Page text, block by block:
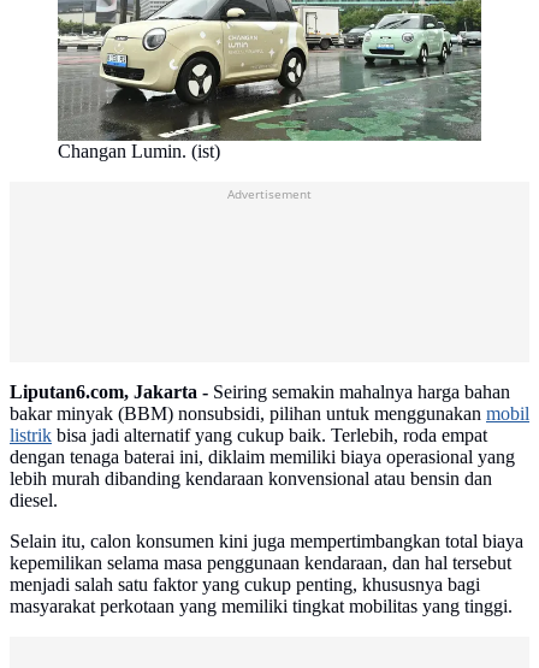
Changan Lumin. (ist)
Advertisement
Liputan6.com, Jakarta - Seiring semakin mahalnya harga bahan
bakar minyak (BBM) nonsubsidi, pilihan untuk menggunakan mobil
listrik bisa jadi alternatif yang cukup baik. Terlebih, roda empat
dengan tenaga baterai ini, diklaim memiliki biaya operasional yang
lebih murah dibanding kendaraan konvensional atau bensin dan
diesel.
Selain itu, calon konsumen kini juga mempertimbangkan total biaya
kepemilikan selama masa penggunaan kendaraan, dan hal tersebut
menjadi salah satu faktor yang cukup penting, khususnya bagi
masyarakat perkotaan yang memiliki tingkat mobilitas yang tinggi.